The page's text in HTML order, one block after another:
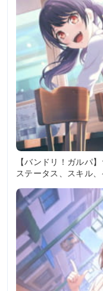
【バンドリ！ガルパ
ステータス、スキル